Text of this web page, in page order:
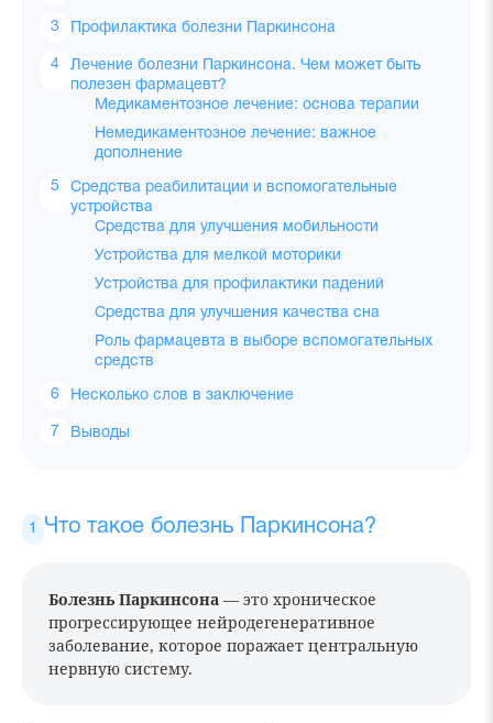
Профилактика болезни Паркинсона
Лечение болезни Паркинсона. Чем может быть
полезен фармацевт?
Медикаментозное лечение: основа терапии
Немедикаментозное лечение: важное
дополнение
Средства реабилитации и вспомогательные
устройства
Средства для улучшения мобильности
Устройства для мелкой моторики
Устройства для профилактики падений
Средства для улучшения качества сна
Роль фармацевта в выборе вспомогательных
средств
Несколько слов в заключение
Выводы
Что такое болезнь Паркинсона?
Болезнь Паркинсона — это хроническое
прогрессирующее нейродегенеративное
заболевание, которое поражает центральную
нервную систему.